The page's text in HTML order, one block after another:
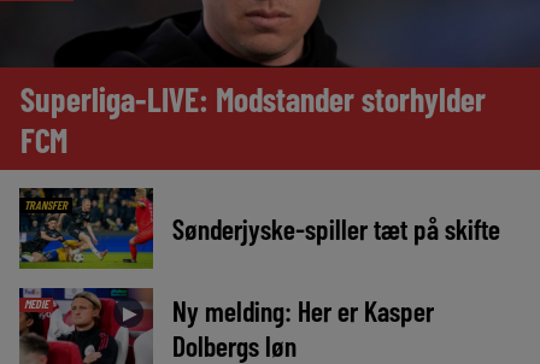
Superliga-LIVE: Modstander storhylder
FCM
TRANSFER
Sønderjyske-spiller tæt på skifte
MEDIE ►
Ny melding: Her er Kasper
Dolbergs løn